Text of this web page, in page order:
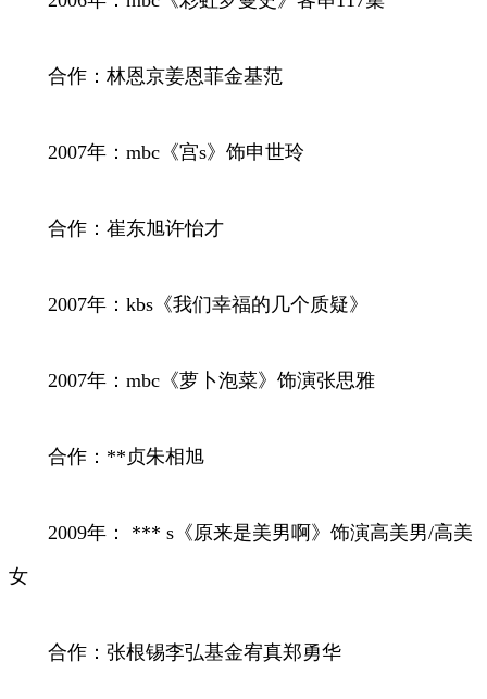
合作：林恩京姜恩菲金基范
2007年：mbc《宫s》饰申世玲
合作：崔东旭许怡才
2007年：kbs《我们幸福的几个质疑》
2007年：mbc《萝卜泡菜》饰演张思雅
合作：**贞朱相旭
2009年： *** s《原来是美男啊》饰演高美男/高美
女
合作：张根锡李弘基金宥真郑勇华